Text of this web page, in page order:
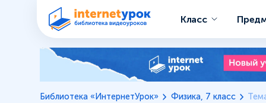
Класс
Библиотека «ИнтернетУрок» Физика, 7 класс